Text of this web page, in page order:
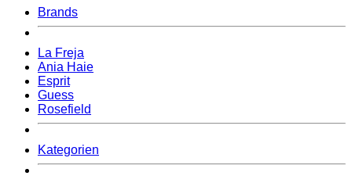
Brands
La Freja
Ania Haie
Esprit
Guess
Rosefield
Kategorien